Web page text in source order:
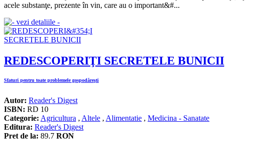
acele substanţe, prezente în vin, care au o important&#...
REDESCOPERIŢI SECRETELE BUNICII
Sfaturi pentru toate problemele gospodăreşti
Autor: Reader's Digest
ISBN: RD 10
Categorie: Agricultura , Altele , Alimentatie , Medicina - Sanatate
Editura: Reader's Digest
Pret de la: 89.7 RON